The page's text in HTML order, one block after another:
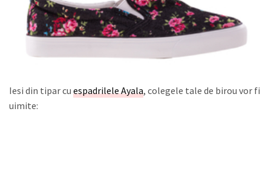
Iesi din tipar cu espadrilele Ayala, colegele tale de birou vor fi
uimite: